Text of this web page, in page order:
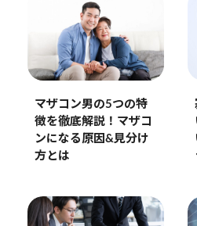
マザコン男の5つの特
徴を徹底解説！マザコ
ンになる原因&見分け
方とは